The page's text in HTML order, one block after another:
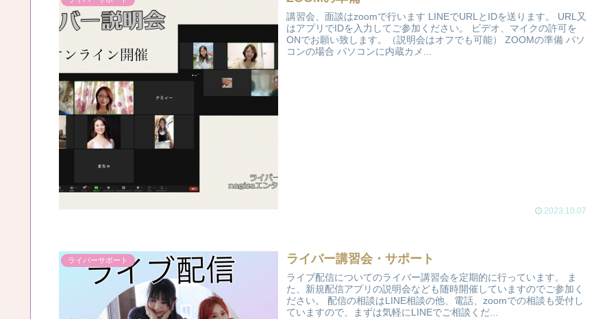
講習会、面談はzoomで行います LINEでURLとIDを送ります。 URL又
はアプリでIDを入力してご参加ください。 ビデオ、マイクの許可を
ONでお願い致します。（説明会はオフでも可能） ZOOMの準備 パソ
コンの場合 パソコンに内蔵カメ...
2023.10.07
ライバーサポート ライバー講習会・サポート
ライブ配信についてのライバー講習会を定期的に行っています。 ま
た、新規配信アプリの説明会なども随時開催していますのでご参加く
ださい。 配信の相談はLINE相談の他、電話、zoomでの相談も受付し
ていますので、まずは気軽にLINEでご相談くだ...